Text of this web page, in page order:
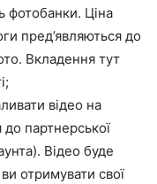
фотобанки. Ціна
пред’являються до
Вкладення тут
відео на
партнерської
Відео буде
отримувати свої